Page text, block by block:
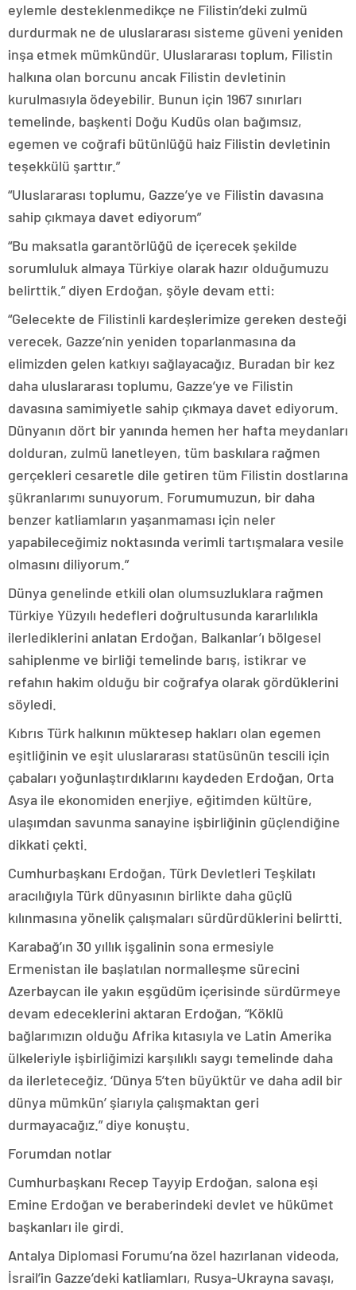
eylemle desteklenmedikçe ne Filistin’deki zulmü
durdurmak ne de uluslararası sisteme güveni yeniden
inşa etmek mümkündür. Uluslararası toplum, Filistin
halkına olan borcunu ancak Filistin devletinin
kurulmasıyla ödeyebilir. Bunun için 1967 sınırları
temelinde, başkenti Doğu Kudüs olan bağımsız,
egemen ve coğrafi bütünlüğü haiz Filistin devletinin
teşekkülü şarttır.”
“Uluslararası toplumu, Gazze’ye ve Filistin davasına
sahip çıkmaya davet ediyorum”
“Bu maksatla garantörlüğü de içerecek şekilde
sorumluluk almaya Türkiye olarak hazır olduğumuzu
belirttik.” diyen Erdoğan, şöyle devam etti:
“Gelecekte de Filistinli kardeşlerimize gereken desteği
verecek, Gazze’nin yeniden toparlanmasına da
elimizden gelen katkıyı sağlayacağız. Buradan bir kez
daha uluslararası toplumu, Gazze’ye ve Filistin
davasına samimiyetle sahip çıkmaya davet ediyorum.
Dünyanın dört bir yanında hemen her hafta meydanları
dolduran, zulmü lanetleyen, tüm baskılara rağmen
gerçekleri cesaretle dile getiren tüm Filistin dostlarına
şükranlarımı sunuyorum. Forumumuzun, bir daha
benzer katliamların yaşanmaması için neler
yapabileceğimiz noktasında verimli tartışmalara vesile
olmasını diliyorum.”
Dünya genelinde etkili olan olumsuzluklara rağmen
Türkiye Yüzyılı hedefleri doğrultusunda kararlılıkla
ilerlediklerini anlatan Erdoğan, Balkanlar’ı bölgesel
sahiplenme ve birliği temelinde barış, istikrar ve
refahın hakim olduğu bir coğrafya olarak gördüklerini
söyledi.
Kıbrıs Türk halkının müktesep hakları olan egemen
eşitliğinin ve eşit uluslararası statüsünün tescili için
çabaları yoğunlaştırdıklarını kaydeden Erdoğan, Orta
Asya ile ekonomiden enerjiye, eğitimden kültüre,
ulaşımdan savunma sanayine işbirliğinin güçlendiğine
dikkati çekti.
Cumhurbaşkanı Erdoğan, Türk Devletleri Teşkilatı
aracılığıyla Türk dünyasının birlikte daha güçlü
kılınmasına yönelik çalışmaları sürdürdüklerini belirtti.
Karabağ’ın 30 yıllık işgalinin sona ermesiyle
Ermenistan ile başlatılan normalleşme sürecini
Azerbaycan ile yakın eşgüdüm içerisinde sürdürmeye
devam edeceklerini aktaran Erdoğan, “Köklü
bağlarımızın olduğu Afrika kıtasıyla ve Latin Amerika
ülkeleriyle işbirliğimizi karşılıklı saygı temelinde daha
da ilerleteceğiz. ‘Dünya 5’ten büyüktür ve daha adil bir
dünya mümkün’ şiarıyla çalışmaktan geri
durmayacağız.” diye konuştu.
Forumdan notlar
Cumhurbaşkanı Recep Tayyip Erdoğan, salona eşi
Emine Erdoğan ve beraberindeki devlet ve hükümet
başkanları ile girdi.
Antalya Diplomasi Forumu’na özel hazırlanan videoda,
İsrail’in Gazze’deki katliamları, Rusya-Ukrayna savaşı,